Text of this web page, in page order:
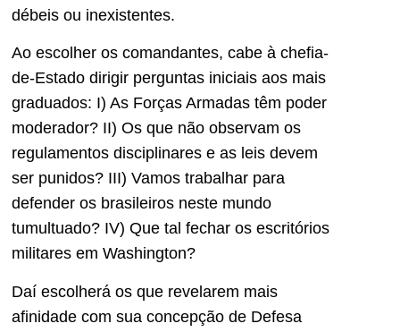
débeis ou inexistentes.
Ao escolher os comandantes, cabe à chefia-
de-Estado dirigir perguntas iniciais aos mais
graduados: I) As Forças Armadas têm poder
moderador? II) Os que não observam os
regulamentos disciplinares e as leis devem
ser punidos? III) Vamos trabalhar para
defender os brasileiros neste mundo
tumultuado? IV) Que tal fechar os escritórios
militares em Washington?
Daí escolherá os que revelarem mais
afinidade com sua concepção de Defesa